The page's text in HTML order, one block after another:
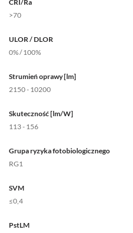
CRI/Ra
>70
ULOR / DLOR
0% / 100%
Strumień oprawy [lm]
2150 - 10200
Skuteczność [lm/W]
113 - 156
Grupa ryzyka fotobiologicznego
RG1
SVM
≤0,4
PstLM